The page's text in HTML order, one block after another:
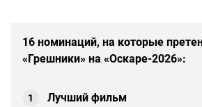
16 номинаций, на которые
«Грешники» на «Оскаре-2026»:
Лучший фильм